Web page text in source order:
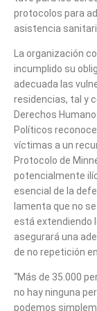
protocolos para
asistencia
La organización
incumplido su
adecuada las
residencias, tal y
Derechos
Políticos
víctimas a un
Protocolo de
potencialmente
esencial de la
lamenta que no
está extendiendo
asegurará una
de no repetición
“Más de 35.000
no hay ninguna
podemos